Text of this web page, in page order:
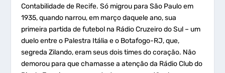
Contabilidade de Recife. Só migrou para São Paulo em
1935, quando narrou, em março daquele ano, sua
primeira partida de futebol na Rádio Cruzeiro do Sul – um
duelo entre o Palestra Itália e o Botafogo-RJ, que,
segreda Zilando, eram seus dois times do coração. Não
demorou para que chamasse a atenção da Rádio Club do